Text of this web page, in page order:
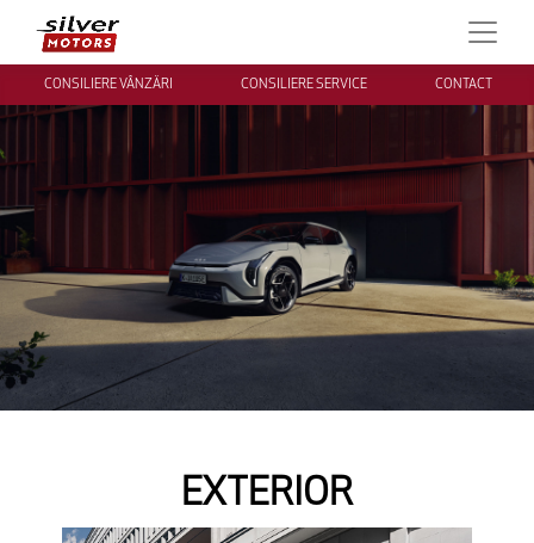
CONSILIERE VÂNZĂRI CONSILIERE SERVICE CONTACT
EXTERIOR